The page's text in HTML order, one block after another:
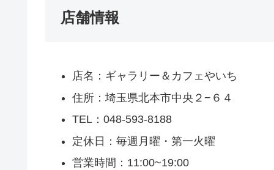
店舗情報
店名：ギャラリー＆カフェやいち
住所：埼玉県北本市中央２−６４
TEL：048-593-8188
定休日：毎週月曜・第一火曜
営業時間：11:00~19:00